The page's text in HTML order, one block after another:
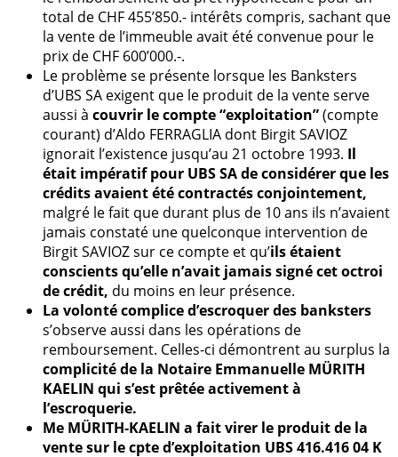
total de CHF 455’850.- intérêts compris, sachant que
la vente de l’immeuble avait été convenue pour le
prix de CHF 600’000.-.
Le problème se présente lorsque les Banksters
d’UBS SA exigent que le produit de la vente serve
aussi à couvrir le compte “exploitation”(compte
courant) d’Aldo FERRAGLIA dont Birgit SAVIOZ
ignorait l’existence jusqu’au 21 octobre 1993. Il
était impératif pour UBS SA de considérer que les
crédits avaient été contractés conjointement,
malgré le fait que durant plus de 10 ans ils n’avaient
jamais constaté une quelconque intervention de
Birgit SAVIOZ sur ce compte et qu’ils étaient
conscients qu’elle n’avait jamais signé cet octroi
de crédit, du moins en leur présence.
La volonté complice d’escroquer des banksters
s’observe aussi dans les opérations de
remboursement. Celles-ci démontrent au surplus la
complicité de la Notaire Emmanuelle MÜRITH
KAELIN qui s’est prêtée activement à
l’escroquerie.
Me MÜRITH-KAELIN a fait virer le produit de la
vente sur le cpte d’exploitation UBS 416.416 04 K